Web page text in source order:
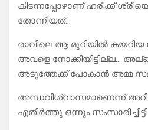
കിടന്നപ്പോഴാണ് ഹരിക്ക്
തോന്നിയത്…
രാവിലെ ആ മുറിയിൽ കയറിയ
അവളെ നോക്കിയിട്ടില്ല…
അടുത്തേക്ക് പോകാൻ അമ്മ
അന്ധവിശ്വാസമാണെന്ന്
എതിർത്തു ഒന്നും